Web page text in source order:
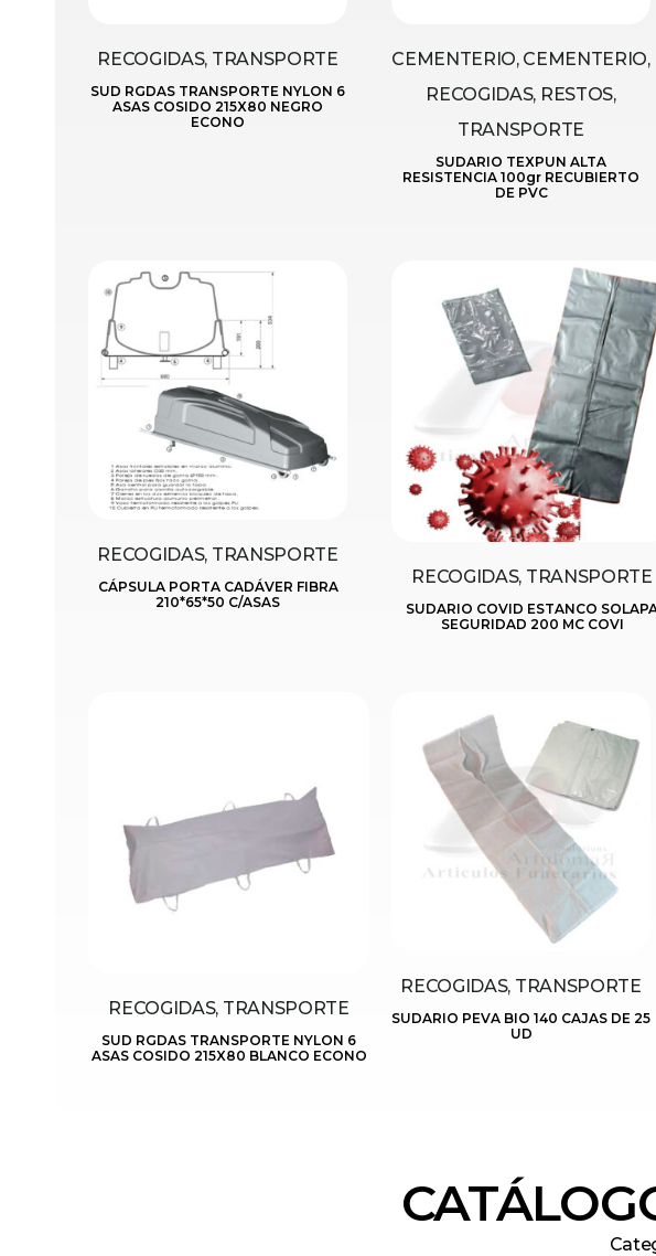
RECOGIDAS, TRANSPORTE
SUD RGDAS TRANSPORTE NYLON 6
ASAS COSIDO 215X80 NEGRO
ECONO
CEMENTERIO, CEMENTERIO,
RECOGIDAS, RESTOS,
TRANSPORTE
SUDARIO TEXPUN ALTA
RESISTENCIA 100gr RECUBIERTO
DE PVC
RECOGIDAS, TRANSPORTE
CÁPSULA PORTA CADÁVER FIBRA
210*65*50 C/ASAS
RECOGIDAS, TRANSPORTE
SUDARIO COVID ESTANCO
SEGURIDAD 200 MC COVI
RECOGIDAS, TRANSPORTE
SUD RGDAS TRANSPORTE NYLON 6
ASAS COSIDO 215X80 BLANCO ECONO
RECOGIDAS, TRANSPORTE
SUDARIO PEVA BIO 140 CAJAS DE 25
UD